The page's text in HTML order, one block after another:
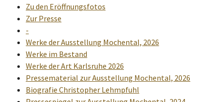
Zu den Eröffnungsfotos
Zur Presse
-
Werke der Ausstellung Mochental, 2026
Werke im Bestand
Werke der Art Karlsruhe 2026
Pressematerial zur Ausstellung Mochental, 2026
Biografie Christopher Lehmpfuhl